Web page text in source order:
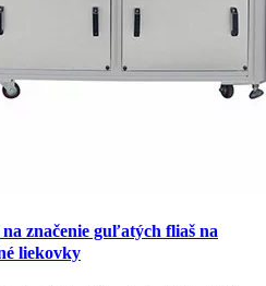
značenie guľatých fliaš na
liekovky